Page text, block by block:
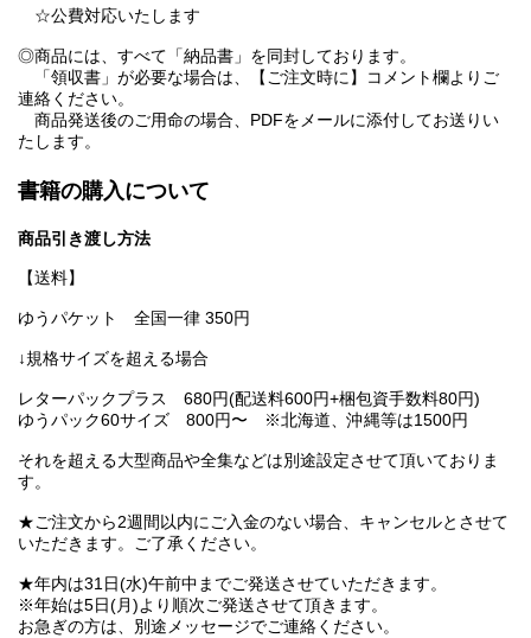
☆公費対応いたします
◎商品には、すべて「納品書」を同封しております。
「領収書」が必要な場合は、【ご注文時に】コメント欄よりご
連絡ください。
商品発送後のご用命の場合、PDFをメールに添付してお送りい
たします。
書籍の購入について
商品引き渡し方法
【送料】
ゆうパケット 全国一律 350円
↓規格サイズを超える場合
レターパックプラス 680円(配送料600円+梱包資手数料80円)
ゆうパック60サイズ 800円〜 ※北海道、沖縄等は1500円
それを超える大型商品や全集などは別途設定させて頂いておりま
す。
★ご注文から2週間以内にご入金のない場合、キャンセルとさせて
いただきます。ご了承ください。
★年内は31日(水)午前中までご発送させていただきます。
※年始は5日(月)より順次ご発送させて頂きます。
お急ぎの方は、別途メッセージでご連絡ください。